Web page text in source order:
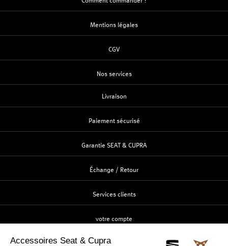
Mentions légales
CGV
Nos services
Livraison
Paiement sécurisé
Garantie SEAT & CUPRA
Échange / Retour
Services clients
votre compte
Création